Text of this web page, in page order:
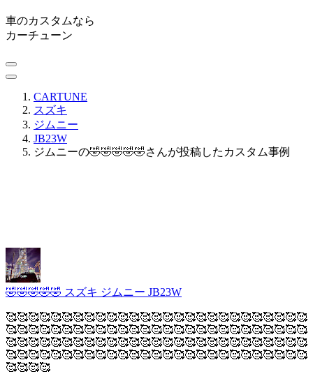
車のカスタムなら
カーチューン
CARTUNE
スズキ
ジムニー
JB23W
ジムニーの🤣🤣🤣🤣🤣さんが投稿したカスタム事例
🤣🤣🤣🤣🤣 スズキ ジムニー JB23W
🥰🥰🥰🥰🥰🥰🥰🥰🥰🥰🥰🥰🥰🥰🥰🥰🥰🥰🥰🥰🥰🥰🥰🥰🥰🥰🥰
🥰🥰🥰🥰🥰🥰🥰🥰🥰🥰🥰🥰🥰🥰🥰🥰🥰🥰🥰🥰🥰🥰🥰🥰🥰🥰🥰
🥰🥰🥰🥰🥰🥰🥰🥰🥰🥰🥰🥰🥰🥰🥰🥰🥰🥰🥰🥰🥰🥰🥰🥰🥰🥰🥰
🥰🥰🥰🥰🥰🥰🥰🥰🥰🥰🥰🥰🥰🥰🥰🥰🥰🥰🥰🥰🥰🥰🥰🥰🥰🥰🥰
🥰🥰🥰🥰